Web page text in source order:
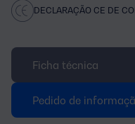
DECLARAÇÃO CE DE
Ficha técnica
Pedido de